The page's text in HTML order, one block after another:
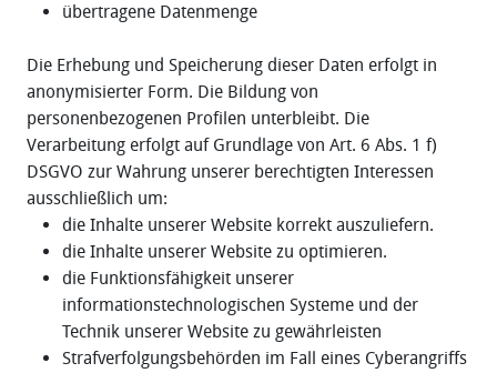
übertragene Datenmenge
Die Erhebung und Speicherung dieser Daten erfolgt in
anonymisierter Form. Die Bildung von
personenbezogenen Profilen unterbleibt. Die
Verarbeitung erfolgt auf Grundlage von Art. 6 Abs. 1 f)
DSGVO zur Wahrung unserer berechtigten Interessen
ausschließlich um:
die Inhalte unserer Website korrekt auszuliefern.
die Inhalte unserer Website zu optimieren.
die Funktionsfähigkeit unserer
informationstechnologischen Systeme und der
Technik unserer Website zu gewährleisten
Strafverfolgungsbehörden im Fall eines Cyberangriffs